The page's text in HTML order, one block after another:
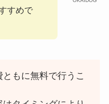
すめで
もに無料で行うこ